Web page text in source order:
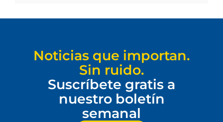
Noticias que importan.
Sin ruido.
Suscríbete gratis a
nuestro boletín
semanal